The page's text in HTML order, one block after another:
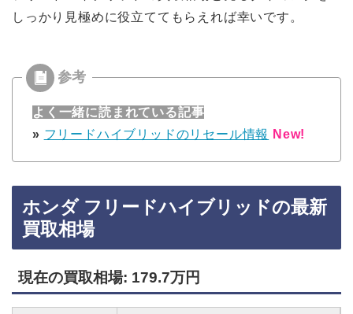
しっかり見極めに役立ててもらえれば幸いです。
よく一緒に読まれている記事
» フリードハイブリッドのリセール情報 New!
ホンダ フリードハイブリッドの最新
買取相場
現在の買取相場: 179.7万円